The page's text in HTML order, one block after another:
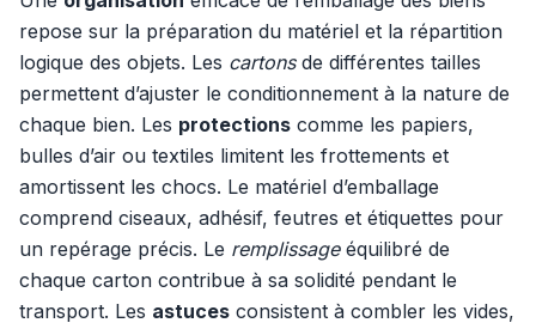
repose sur la préparation du matériel et la répartition
logique des objets. Les cartonsde différentes tailles
permettent d’ajuster le conditionnement à la nature de
chaque bien. Les protections comme les papiers,
bulles d’air ou textiles limitent les frottements et
amortissent les chocs. Le matériel d’emballage
comprend ciseaux, adhésif, feutres et étiquettes pour
un repérage précis. Le remplissageéquilibré de
chaque carton contribue à sa solidité pendant le
transport. Les astuces consistent à combler les vides,